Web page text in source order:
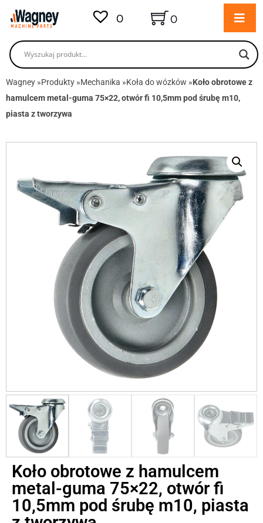
0 0
Wagney »Produkty »Mechanika »Koła do wózków »Koło obrotowe z
hamulcem metal-guma 75×22, otwór fi 10,5mm pod śrubę m10,
piasta z tworzywa
Koło obrotowe z hamulcem
metal-guma 75×22, otwór fi
10,5mm pod śrubę m10, piasta